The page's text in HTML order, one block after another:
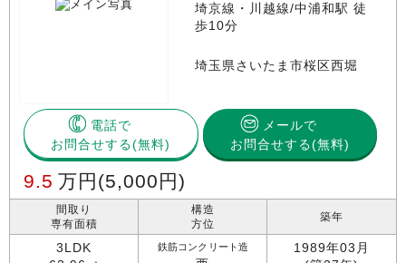
埼京線・川越線/中浦和駅 徒
歩10分
埼玉県さいたま市桜区西堀
電話で
お問合せする
メールで
お問合せする(無料)
9.5 万円 (5,000円)
間取り
専有面積
3LDK
構造
方位
鉄筋コンクリート造
築年
1989年03月